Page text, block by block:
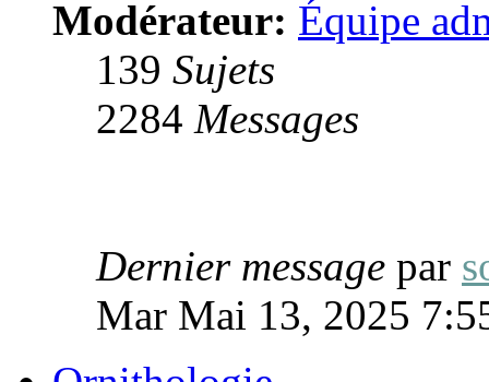
Modérateur: Équipe
139 Sujets
2284 Messages
Dernier message par
Mar Mai 13, 2025